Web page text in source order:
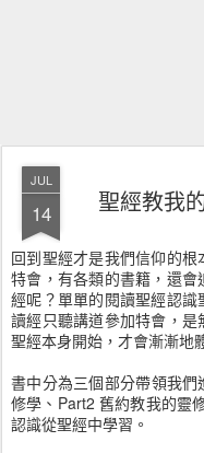
JUL
14 聖經教我
回到聖經才是我們信仰的
特會，有各類的書籍，還
經呢？單單的閱讀聖經認
讀經只聽講道參加特會，
聖經本身開始，才會漸漸地
書中分為三個部分帶領我
修學、Part2 舊約教我的靈
認識從聖經中學習。